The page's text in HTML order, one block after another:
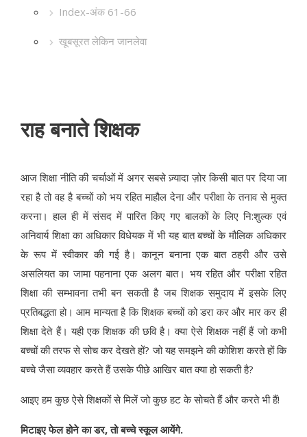
Index-अंक 61-66
खूबसूरत लेकिन जानलेवा
राह बनाते शिक्षक
आज शिक्षा नीति की चर्चाओं में अगर सबसे ज़्यादा ज़ोर किसी बात पर दिया जा
रहा है तो वह है बच्चों को भय रहित माहौल देना और परीक्षा के तनाव से मुक्त
करना। हाल ही में संसद में पारित किए गए बालकों के लिए नि:शुल्क एवं
अनिवार्य शिक्षा का अधिकार विधेयक में भी यह बात बच्चों के मौलिक अधिकार
के रूप में स्वीकार की गई है। कानून बनाना एक बात ठहरी और उसे
असलियत का जामा पहनाना एक अलग बात। भय रहित और परीक्षा रहित
शिक्षा की सम्भावना तभी बन सकती है जब शिक्षक समुदाय में इसके लिए
प्रतिबद्धता हो। आम मान्यता है कि शिक्षक बच्चों को डरा कर और मार कर ही
शिक्षा देते हैं। यही एक शिक्षक की छवि है। क्या ऐसे शिक्षक नहीं हैं जो कभी
बच्चों की तरफ से सोच कर देखते हों? जो यह समझने की कोशिश करते हों कि
बच्चे जैसा व्यवहार करते हैं उसके पीछे आखिर बात क्या हो सकती है?
आइए हम कुछ ऐसे शिक्षकों से मिलें जो कुछ हट के सोचते हैं और करते भी हैं!
मिटाइए फेल होने का डर, तो बच्चे स्कूल आयेंगे.